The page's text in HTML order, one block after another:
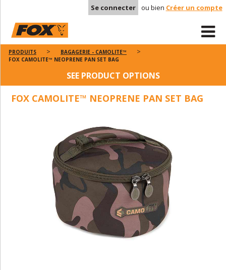
Se connecter ou bien Créer un compte
PRODUITS
BAGAGERIE - CAMOLITE™
FOX CAMOLITE™ NEOPRENE PAN SET BAG
SEE PRODUCT OPTIONS
FOX CAMOLITE™ NEOPRENE PAN SET BAG